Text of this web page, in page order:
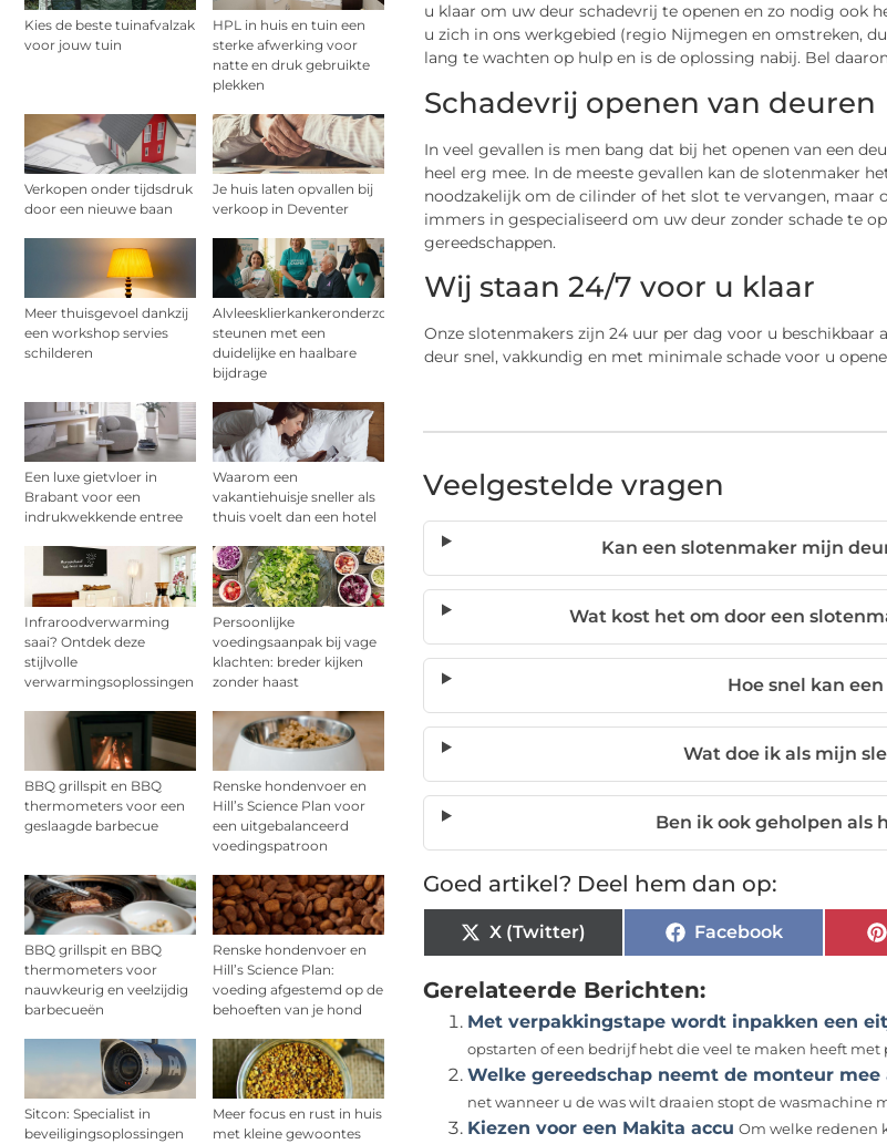
Kies de beste tuinafvalzak
voor jouw tuin
HPL in huis en tuin een
sterke afwerking voor
natte en druk gebruikte
plekken
Verkopen onder tijdsdruk
door een nieuwe baan
Je huis laten opvallen bij
verkoop in Deventer
Meer thuisgevoel dankzij
een workshop servies
schilderen
Alvleesklierkankeronderzoek
steunen met een
duidelijke en haalbare
bijdrage
Een luxe gietvloer in
Brabant voor een
indrukwekkende entree
Waarom een
vakantiehuisje sneller als
thuis voelt dan een hotel
Infraroodverwarming
saai? Ontdek deze
stijlvolle
verwarmingsoplossingen
Persoonlijke
voedingsaanpak bij vage
klachten: breder kijken
zonder haast
BBQ grillspit en BBQ
thermometers voor een
geslaagde barbecue
Renske hondenvoer en
Hill’s Science Plan voor
een uitgebalanceerd
voedingspatroon
BBQ grillspit en BBQ
thermometers voor
nauwkeurig en veelzijdig
barbecueën
Renske hondenvoer en
Hill’s Science Plan:
voeding afgestemd op de
behoeften van je hond
Sitcon: Specialist in
beveiligingsoplossingen
Meer focus en rust in huis
met kleine gewoontes
u klaar om uw deur schadevrij te openen en zo nodig ook
u zich in ons werkgebied (regio Nijmegen en omstreken,
lang te wachten op hulp en is de oplossing nabij. Bel
Schadevrij openen van deuren
In veel gevallen is men bang dat bij het openen van een
heel erg mee. In de meeste gevallen kan de slotenmaker
noodzakelijk om de cilinder of het slot te vervangen, maar
immers in gespecialiseerd om uw deur zonder schade te
gereedschappen.
Wij staan 24/7 voor u klaar
Onze slotenmakers zijn 24 uur per dag voor u
deur snel, vakkundig en met minimale schade voor u
Veelgestelde vragen
Kan een slotenmaker mijn
Wat kost het om door een
Hoe snel kan
Wat doe ik als mijn
Ben ik ook geholpen als
Goed artikel? Deel hem dan op:
X (Twitter) Facebook
Gerelateerde Berichten:
Met verpakkingstape wordt inpakken een
opstarten of een bedrijf hebt die veel te maken heeft met
Welke gereedschap neemt de monteur
net wanneer u de was wilt draaien stopt de
Kiezen voor een Makita accu Om welke redenen